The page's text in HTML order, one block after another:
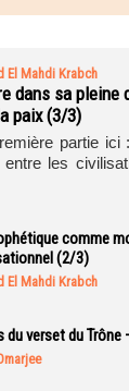
El Mahdi Krabch
dans sa pleine
paix (3/3)
partie ici
entre les
comme
(2/3)
El Mahdi Krabch
du verset du Trône